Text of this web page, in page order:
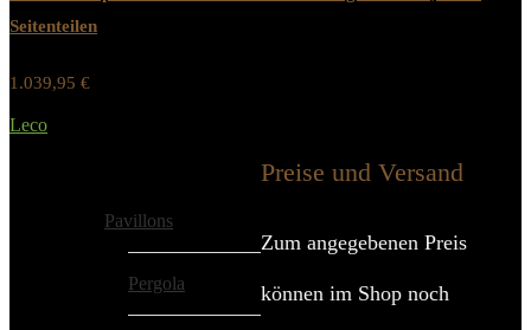
Seitenteilen
1.039,95 €
Leco
Pavillons
Pergola
Preise und Versand
Zum angegebenen Preis
können im Shop noch